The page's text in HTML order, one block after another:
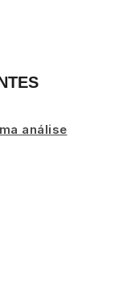
análise